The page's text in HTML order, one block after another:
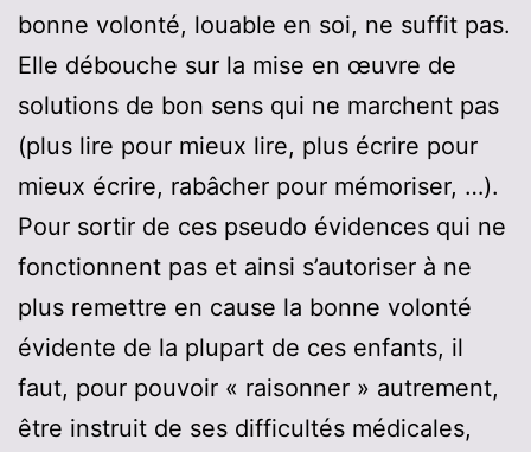
bonne volonté, louable en soi, ne suffit pas.
Elle débouche sur la mise en œuvre de
solutions de bon sens qui ne marchent pas
(plus lire pour mieux lire, plus écrire pour
mieux écrire, rabâcher pour mémoriser, …).
Pour sortir de ces pseudo évidences qui ne
fonctionnent pas et ainsi s’autoriser à ne
plus remettre en cause la bonne volonté
évidente de la plupart de ces enfants, il
faut, pour pouvoir « raisonner » autrement,
être instruit de ses difficultés médicales,